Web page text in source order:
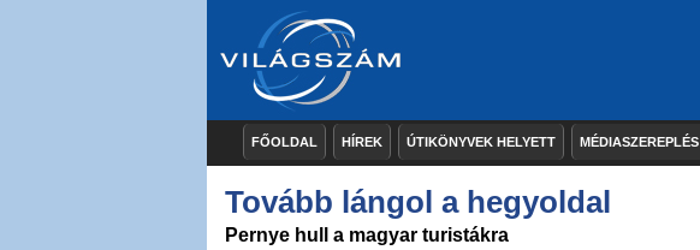
FŐOLDAL HÍREK ÚTIKÖNYVEK HELYETT MÉDIASZEREPLÉS
Tovább lángol a hegyoldal
Pernye hull a magyar turistákra